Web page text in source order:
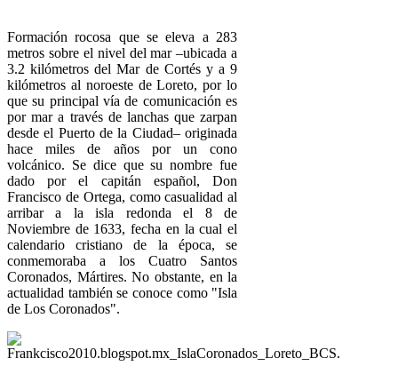
Formación rocosa que se eleva a 283
metros sobre el nivel del mar –ubicada a
3.2 kilómetros del Mar de Cortés y a 9
kilómetros al noroeste de Loreto, por lo
que su principal vía de comunicación es
por mar a través de lanchas que zarpan
desde el Puerto de la Ciudad– originada
hace miles de años por un cono
volcánico. Se dice que su nombre fue
dado por el capitán español, Don
Francisco de Ortega, como casualidad al
arribar a la isla redonda el 8 de
Noviembre de 1633, fecha en la cual el
calendario cristiano de la época, se
conmemoraba a los Cuatro Santos
Coronados, Mártires. No obstante, en la
actualidad también se conoce como "Isla
de Los Coronados".